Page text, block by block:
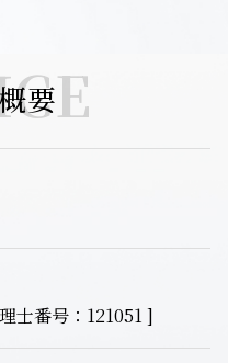
要
士番号：121051 ]